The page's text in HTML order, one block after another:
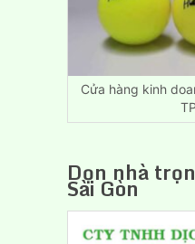
Cửa hàng kinh
Dọn nhà
Sài Gòn